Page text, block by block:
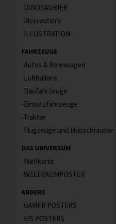
DINOSAURIER
Meerestiere
ILLUSTRATION
FAHRZEUGE
Autos & Rennwagen
Luftballons
Baufahrzeuge
Einsatzfahrzeuge
Traktor
Flugzeuge und Hubschrauber
DAS UNIVERSUM
Weltkarte
WELTRAUMPOSTER
ANDERE
GAMER POSTERS
EIS POSTERS